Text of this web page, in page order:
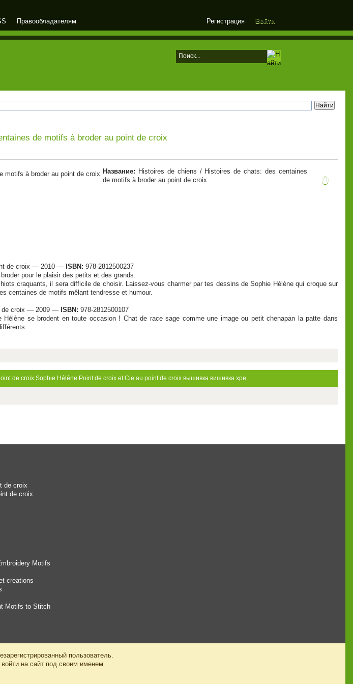
Регистрация Войти
Правообладателям
de motifs à broder au point de croix
0
Название: Histoires de chiens / Histoires de chats: des centaines
de motifs à broder au point de croix
de croix — 2010 — ISBN: 978-2812500237
pour le plaisir des petits et des grands.
craquants, il sera difficile de choisir. Laissez-vous charmer par tes dessins de Sophie Hélène qui croque sur
centaines de motifs mêlant tendresse et humour.
de croix — 2009 — ISBN: 978-2812500107
se brodent en toute occasion ! Chat de race sage comme une image ou petit chenapan la patte dans
de croix Sophie Hélène Point de croix et Cie au point de croix вышивка вишивка хре
de croix
de croix
Motifs
creations
Motifs to Stitch
пользователь.
войти на сайт под своим именем.